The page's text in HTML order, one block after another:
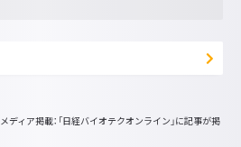
メディア掲載：「日経バイオテクオンライン」に記事が掲